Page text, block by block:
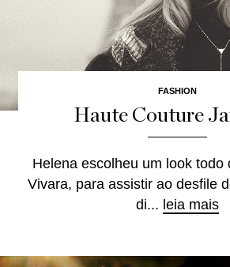
FASHION
Haute Couture
Helena escolheu um look todo
Vivara, para assistir ao desfile
di... leia mais